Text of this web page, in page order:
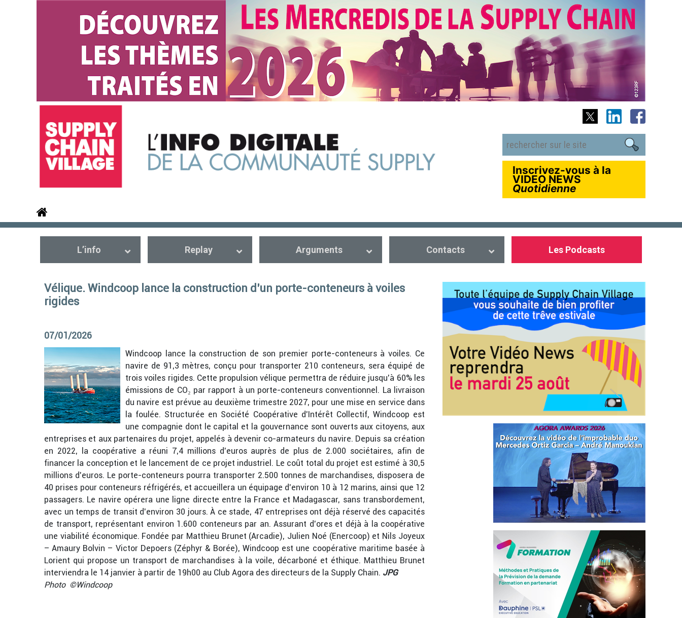
Inscrivez-vous à la
VIDEO NEWS
Quotidienne
L’info Replay Arguments Contacts Les Podcasts
Vélique. Windcoop lance la construction d’un porte-conteneurs à voiles
rigides
07/01/2026
Windcoop lance la construction de son premier porte-conteneurs à voiles. Ce
navire de 91,3 mètres, conçu pour transporter 210 conteneurs, sera équipé de
trois voiles rigides. Cette propulsion vélique permettra de réduire jusqu’à 60% les
émissions de CO₂ par rapport à un porte-conteneurs conventionnel. La livraison
du navire est prévue au deuxième trimestre 2027, pour une mise en service dans
la foulée. Structurée en Société Coopérative d’Intérêt Collectif, Windcoop est
une compagnie dont le capital et la gouvernance sont ouverts aux citoyens, aux
entreprises et aux partenaires du projet, appelés à devenir co-armateurs du navire. Depuis sa création
en 2022, la coopérative a réuni 7,4 millions d’euros auprès de plus de 2.000 sociétaires, afin de
financer la conception et le lancement de ce projet industriel. Le coût total du projet est estimé à 30,5
millions d’euros. Le porte-conteneurs pourra transporter 2.500 tonnes de marchandises, disposera de
40 prises pour conteneurs réfrigérés, et accueillera un équipage d’environ 10 à 12 marins, ainsi que 12
passagers. Le navire opérera une ligne directe entre la France et Madagascar, sans transbordement,
avec un temps de transit d’environ 30 jours. À ce stade, 47 entreprises ont déjà réservé des capacités
de transport, représentant environ 1.600 conteneurs par an. Assurant d’ores et déjà à la coopérative
une viabilité économique. Fondée par Matthieu Brunet (Arcadie), Julien Noé (Enercoop) et Nils Joyeux
– Amaury Bolvin – Victor Depoers (Zéphyr & Borée), Windcoop est une coopérative maritime basée à
Lorient qui propose un transport de marchandises à la voile, décarboné et éthique. Matthieu Brunet
interviendra le 14 janvier à partir de 19h00 au Club Agora des directeurs de la Supply Chain. JPG
Photo ©Windcoop